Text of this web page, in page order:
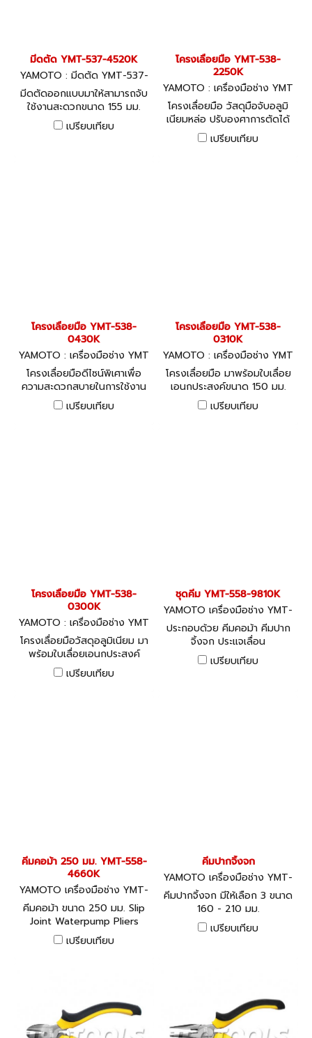
มีดตัด YMT-537-4520K
YAMOTO : มีดตัด YMT-537-
4520K
มีดตัดออกแบบมาให้สามารถจับ
ใช้งานสะดวกขนาด 155 มม.
เปรียบเทียบ
โครงเลื่อยมือ YMT-538-
2250K
YAMOTO : เครื่องมือช่าง YMT
-538-2250K
โครงเลื่อยมือ วัสดุมือจับอลูมิ
เนียมหล่อ ปรับองศาการตัดได้
ขนาด 400 มม.
เปรียบเทียบ
โครงเลื่อยมือ YMT-538-
0430K
YAMOTO : เครื่องมือช่าง YMT
-538-0430K
โครงเลื่อยมือดีไซน์พิเศาเพื่อ
ความสะดวกสบายในการใช้งาน
ขนาด 300 มม.
เปรียบเทียบ
โครงเลื่อยมือ YMT-538-
0310K
YAMOTO : เครื่องมือช่าง YMT
-538-0310K
โครงเลื่อยมือ มาพร้อมใบเลื่อย
เอนกประสงค์ขนาด 150 มม.
เปรียบเทียบ
โครงเลื่อยมือ YMT-538-
0300K
YAMOTO : เครื่องมือช่าง YMT
-538-0300K
โครงเลื่อยมือวัสดุอลูมิเนียม มา
พร้อมใบเลื่อยเอนกประสงค์
ขนาด 150 มม.
เปรียบเทียบ
ชุดคีม YMT-558-9810K
YAMOTO เครื่องมือช่าง YMT-
558-9810K
ประกอบด้วย คีมคอม้า คีมปาก
จิ้งจก ประแจเลื่อน
เปรียบเทียบ
คีมคอม้า 250 มม. YMT-558-
4660K
YAMOTO เครื่องมือช่าง YMT-
558-4660K
คีมคอม้า ขนาด 250 มม. Slip
Joint Waterpump Pliers
เปรียบเทียบ
คีมปากจิ้งจก
YAMOTO เครื่องมือช่าง YMT-
558-4560K
คีมปากจิ้งจก มีให้เลือก 3 ขนาด
160 - 210 มม.
เปรียบเทียบ